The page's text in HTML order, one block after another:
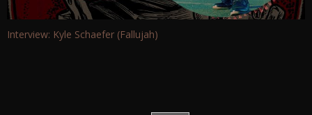
Interview: Kyle Schaefer (Fallujah)